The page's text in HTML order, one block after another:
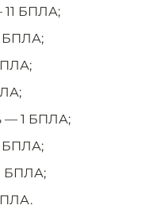
11 БПЛА;
БПЛА;
— 1 БПЛА;
БПЛА;
БПЛА;